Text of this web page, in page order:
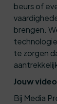
beurs of
brengen.
te zorgen
Jouw
Bij Media